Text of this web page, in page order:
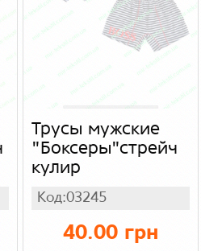
Трусы мужские
"Боксеры"стрейч
кулир
Код:03245
40.00 грн